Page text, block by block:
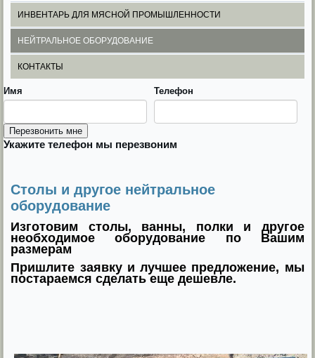
ИНВЕНТАРЬ ДЛЯ МЯСНОЙ ПРОМЫШЛЕННОСТИ
НЕЙТРАЛЬНОЕ ОБОРУДОВАНИЕ
КОНТАКТЫ
Имя Телефон
Укажите телефон мы перезвоним
Столы и другое нейтральное
оборудование
Изготовим столы, ванны, полки и другое
необходимое оборудование по Вашим
размерам
Пришлите заявку и лучшее предложение, мы
постараемся сделать еще дешевле.